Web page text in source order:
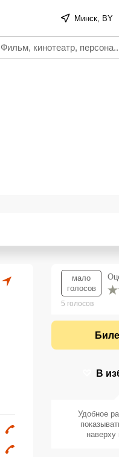
Минск, BY
мало
голосов
5 голосов
В
Удобное
наверху